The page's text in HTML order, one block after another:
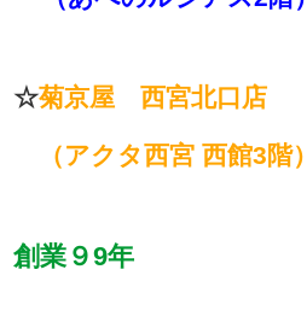
☆菊京屋 西宮北口店
（アクタ西宮 西館3階）
創業９9年